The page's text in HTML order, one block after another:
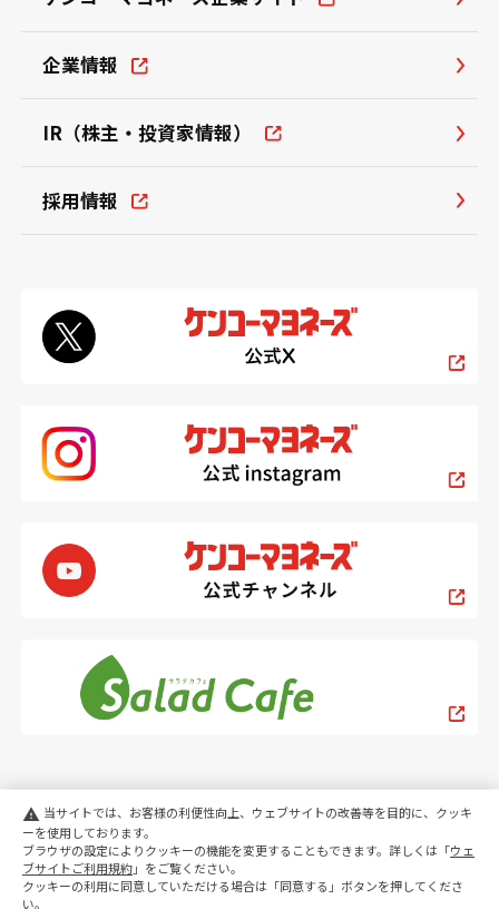
PC スマートフォン
企業情報
IR（株主・投資家情報）
採用情報
warning 当サイトでは、お客様の利便性向上、ウェブサイトの改善等を目的に、クッキ
ーを使用しております。
ブラウザの設定によりクッキーの機能を変更することもできます。詳しくは「ウェ
ブサイトご利用規約」をご覧ください。
クッキーの利用に同意していただける場合は「同意する」ボタンを押してくださ
い。